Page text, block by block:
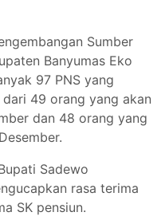
Sumber
Banyumas Eko
97 PNS yang
49 orang yang akan
dan 48 orang yang
Sadewo
rasa terima
SK pensiun.